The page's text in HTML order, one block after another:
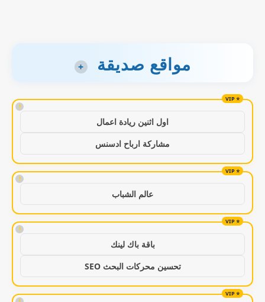
مواقع صديقة +
!
اول اثنين ريادة اعمال
مشاركة ارباح ادسنس
!
عالم الشباب
!
باقة باك لينك
تحسين محركات البحث SEO